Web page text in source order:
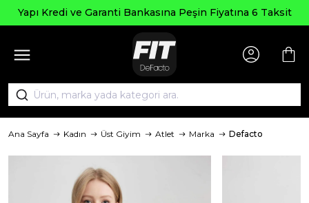
Yapı Kredi ve Garanti Bankasına Peşin Fiyatına 6 Taksit
Ana Sayfa Kadın Üst Giyim Atlet Marka Defacto